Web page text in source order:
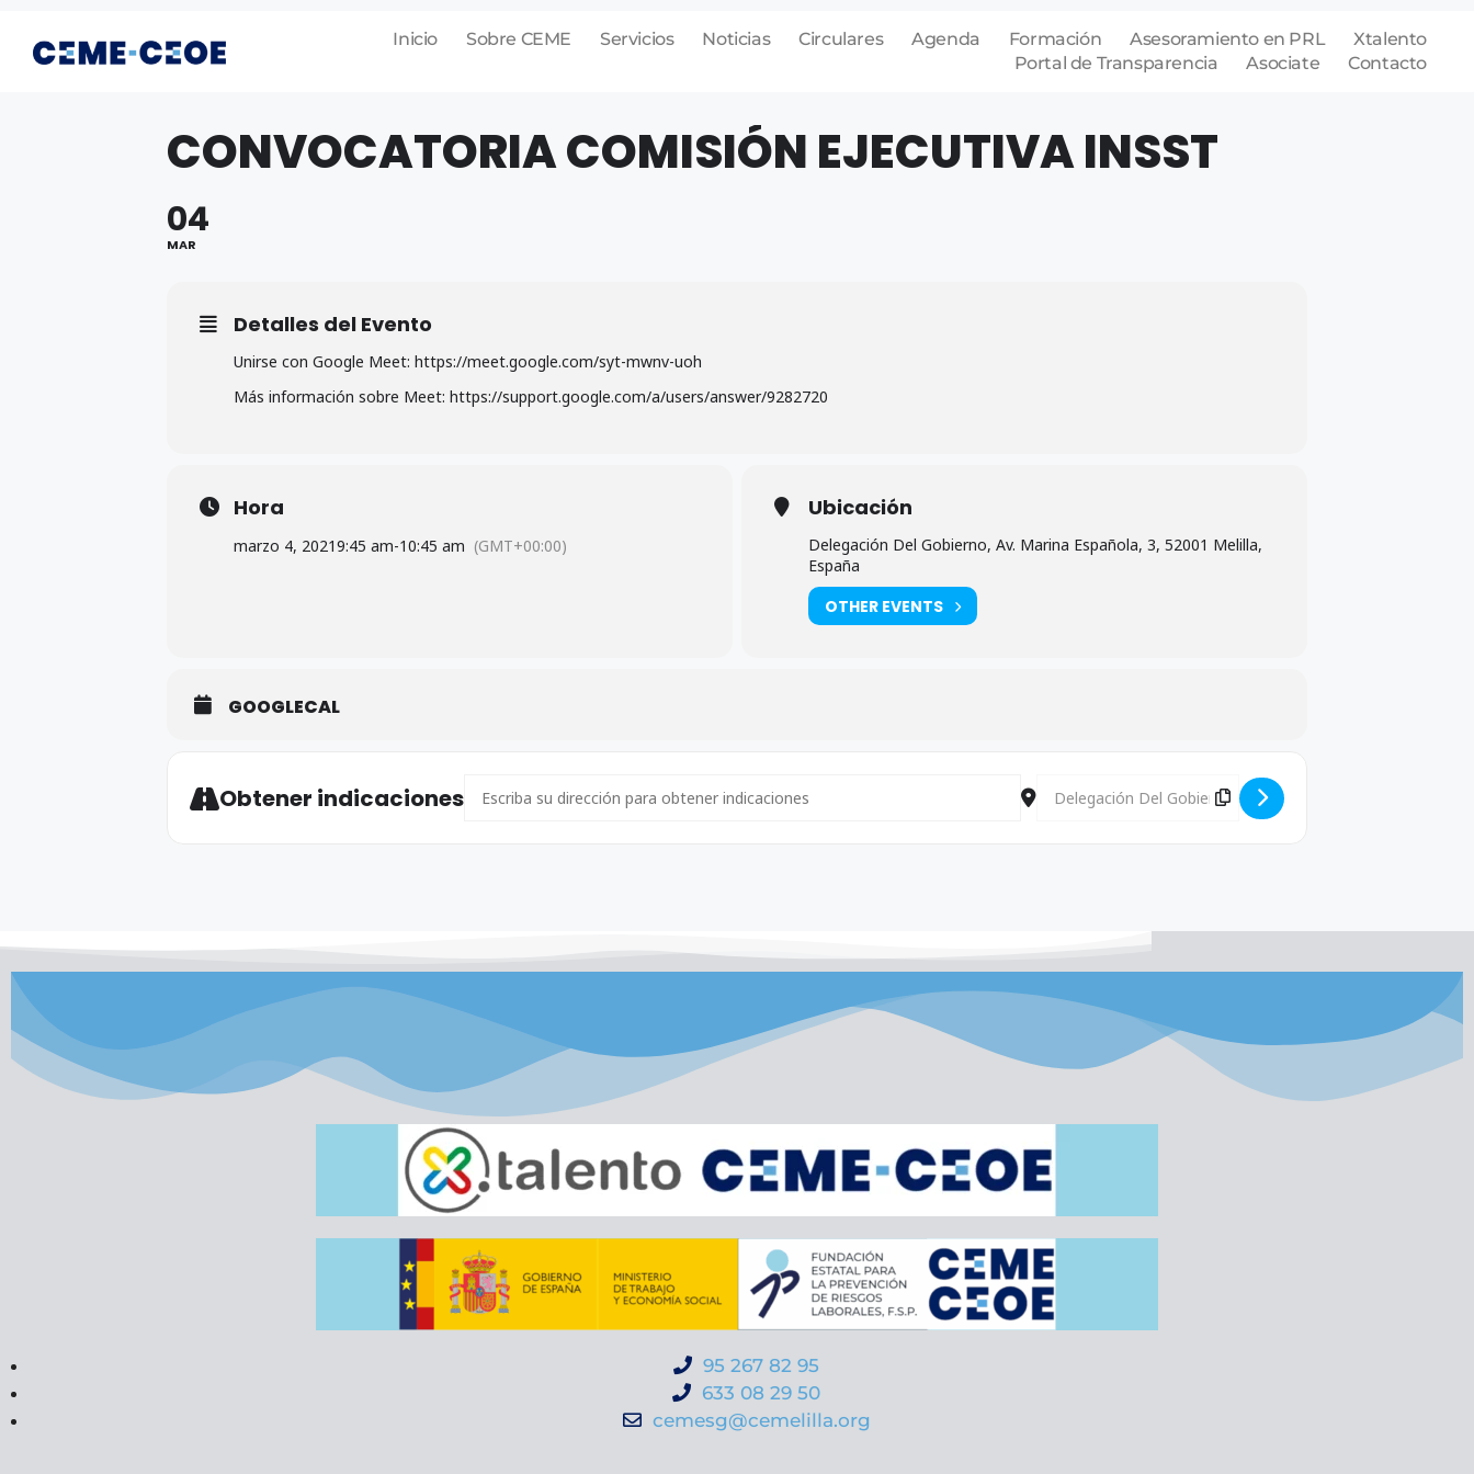
Inicio Sobre CEME Servicios Noticias Circulares Agenda Formación Asesoramiento en PRL
Xtalento
Portal de Transparencia
Asociate Contacto
CONVOCATORIA COMISIÓN EJECUTIVA INSST
04
MAR
Detalles del Evento
Unirse con Google Meet: https://meet.google.com/syt-mwnv-uoh
Más información sobre Meet: https://support.google.com/a/users/answer/9282720
Hora
marzo 4, 20219:45 am-10:45 am (GMT+00:00)
Ubicación
Delegación Del Gobierno, Av. Marina Española, 3, 52001 Melilla,
España
OTHER EVENTS
GOOGLECAL
Obtener indicaciones Destination Address - Convocatoria Comisión Ejecutiva
95 267 82 95
633 08 29 50
cemesg@cemelilla.org